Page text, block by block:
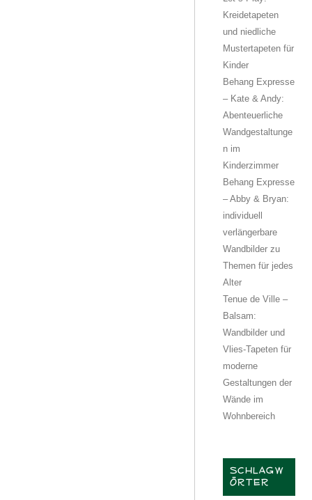
Kreidetapeten
und niedliche
Mustertapeten für
Kinder
Behang Expresse
– Kate & Andy:
Abenteuerliche
Wandgestaltunge
n im
Kinderzimmer
Behang Expresse
– Abby & Bryan:
individuell
verlängerbare
Wandbilder zu
Themen für jedes
Alter
Tenue de Ville –
Balsam:
Wandbilder und
Vlies-Tapeten für
moderne
Gestaltungen der
Wände im
Wohnbereich
SCHLAGW
ÖRTER